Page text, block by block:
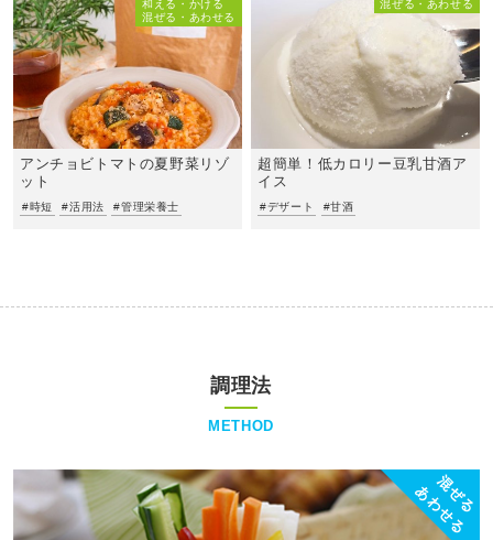
アンチョビトマトの夏野菜リゾ
ット
和える・かける
混ぜる・あわせる
#時短 #活用法 #管理栄養士
超簡単！低カロリー豆乳甘酒ア
イス
混ぜる・あわせる
#デザート #甘酒
調理法
METHOD
混ぜる
あわせる